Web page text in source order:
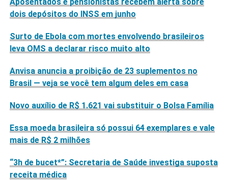
dois depósitos do INSS em junho
Surto de Ebola com mortes envolvendo brasileiros
leva OMS a declarar risco muito alto
Anvisa anuncia a proibição de 23 suplementos no
Brasil — veja se você tem algum deles em casa
Novo auxílio de R$ 1.621 vai substituir o Bolsa Família
Essa moeda brasileira só possui 64 exemplares e vale
mais de R$ 2 milhões
“3h de bucet*”: Secretaria de Saúde investiga suposta
receita médica